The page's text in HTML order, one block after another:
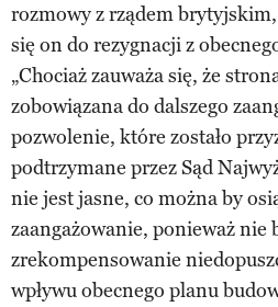
rozmowy z rządem brytyjskim,
się on do rezygnacji z
„Chociaż zauważa się, że
zobowiązana do dalszego
pozwolenie, które zostało
podtrzymane przez Sąd
nie jest jasne, co można by
zaangażowanie, ponieważ nie
zrekompensowanie
wpływu obecnego planu